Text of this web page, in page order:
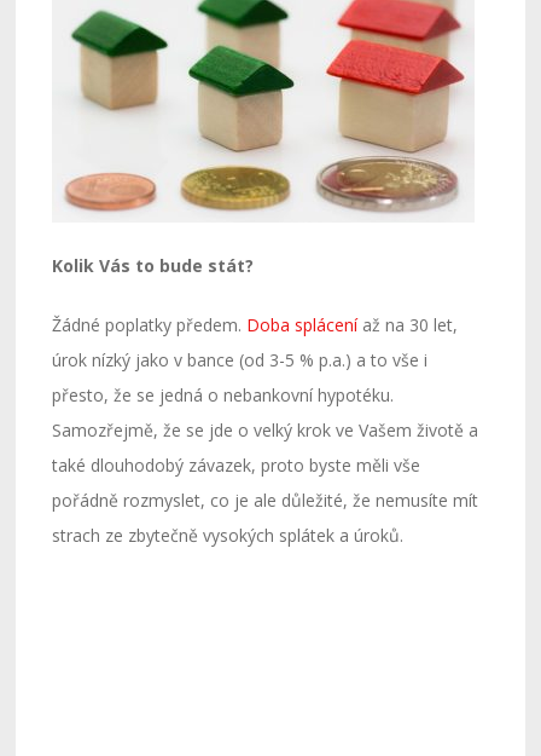
Kolik Vás to bude stát?
Žádné poplatky předem. Doba spláceníaž na 30 let,
úrok nízký jako v bance (od 3-5 % p.a.) a to vše i
přesto, že se jedná o nebankovní hypotéku.
Samozřejmě, že se jde o velký krok ve Vašem životě a
také dlouhodobý závazek, proto byste měli vše
pořádně rozmyslet, co je ale důležité, že nemusíte mít
strach ze zbytečně vysokých splátek a úroků.